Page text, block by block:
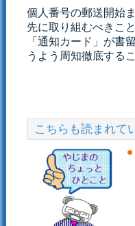
個人番号の郵送開始
先に取り組むべきこ
「通知カード」が書
うよう周知徹底する
こちらも読まれて